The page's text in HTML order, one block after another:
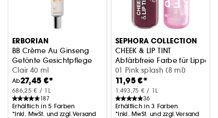
ERBORIAN
BB Crème Au Ginseng
Getönte Gesichtpflege
Clair 40 ml
Ab27,45 €*
686,25 € / 1L
187
Erhältlich in 5 Farben
*Inkl. MwSt. und zzgl.Versand
SEPHORA COLLECTION
CHEEK & LIP TINT
Abfärbfreie Farbe für Lippen
01 Pink splash (8 ml)
11,95 €*
1.493,75 € / 1L
36
Erhältlich in 3 Farben
*Inkl. MwSt. und zzgl.Versand